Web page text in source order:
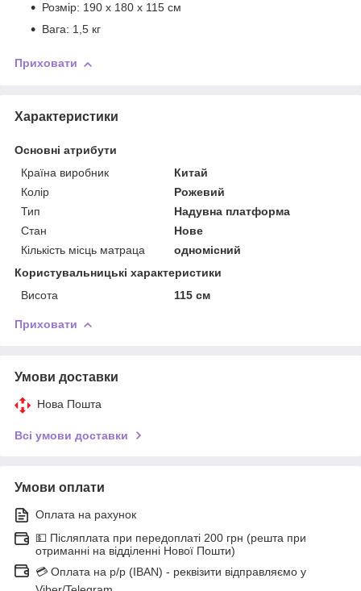
Розмір: 190 х 180 х 115 см
Вага: 1,5 кг
Приховати
Характеристики
Основні атрибути
Країна виробник
Китай
Колір
Рожевий
Тип
Надувна платформа
Стан
Нове
Кількість місць матраца
одномісний
Користувальницькі характеристики
Висота
115 см
Приховати
Умови доставки
Нова Пошта
Всі умови доставки
Умови оплати
Оплата на рахунок
💵 Післяплата при передоплаті 200 грн (решта при
отриманні на відділенні Нової Пошти)
💳 Оплата на р/р (IBAN) - реквізити відправляємо у